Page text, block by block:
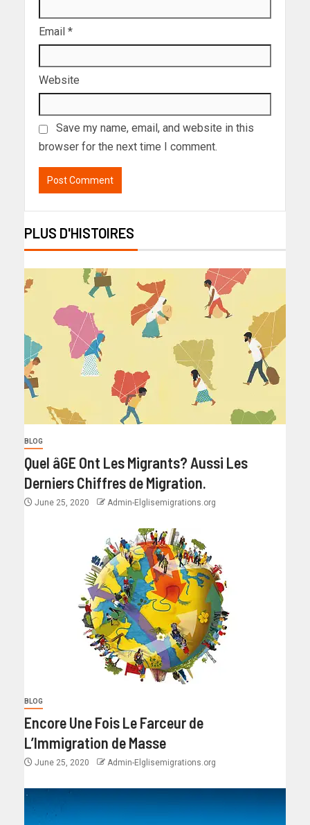
Email *
Website
Save my name, email, and website in this
browser for the next time I comment.
PLUS D'HISTOIRES
BLOG
Quel âGE Ont Les Migrants? Aussi Les
Derniers Chiffres de Migration.
June 25, 2020 Admin-Elglisemigrations.org
BLOG
Encore Une Fois Le Farceur de
L’Immigration de Masse
June 25, 2020 Admin-Elglisemigrations.org